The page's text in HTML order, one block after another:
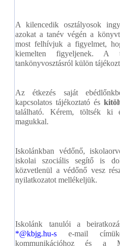
A kilencedik osztályosok
azokat a tanév végén a
most felhívjuk a figyelmet,
kiemelten figyeljenek. A
tankönyvosztásról külön
Az étkezés saját
kapcsolatos tájékoztató és
található. Kérem, töltsék ki
magukkal.
Iskolánkban védőnő,
iskolai szociális segítő is
közvetlenül a védőnő vesz
nyilatkozatot mellékeljük.
Iskolánk tanulói a
*@kbjg.hu-s e-mail
kommunikációhoz és a